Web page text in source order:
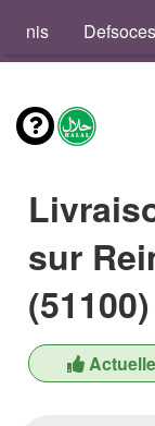
Defsoces
sur
(51100)